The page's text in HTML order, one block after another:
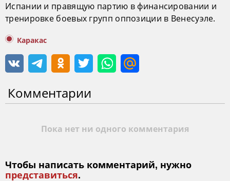
Испании и правящую партию в финансировании и
тренировке боевых групп оппозиции в Венесуэле.
Каракас
Комментарии
Пока нет ни одного комментария
Чтобы написать комментарий, нужно
представиться.